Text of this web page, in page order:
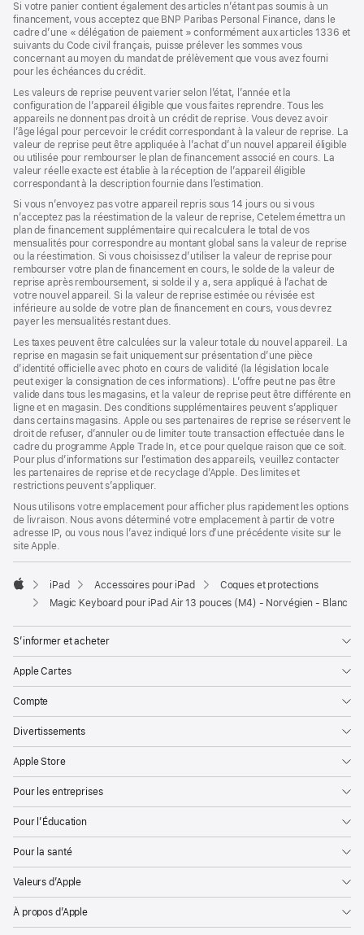
une
nouvelle
fenêtre)
Si votre panier contient également des articles n’étant pas soumis à un
financement, vous acceptez que BNP Paribas Personal Finance, dans le
cadre d’une « délégation de paiement » conformément aux articles 1336 et
suivants du Code civil français, puisse prélever les sommes vous
concernant au moyen du mandat de prélèvement que vous avez fourni
pour les échéances du crédit.
Les valeurs de reprise peuvent varier selon l’état, l’année et la
configuration de l’appareil éligible que vous faites reprendre. Tous les
appareils ne donnent pas droit à un crédit de reprise. Vous devez avoir
l’âge légal pour percevoir le crédit correspondant à la valeur de reprise. La
valeur de reprise peut être appliquée à l’achat d’un nouvel appareil éligible
ou utilisée pour rembourser le plan de financement associé en cours. La
valeur réelle exacte est établie à la réception de l’appareil éligible
correspondant à la description fournie dans l’estimation.
Si vous n’envoyez pas votre appareil repris sous 14 jours ou si vous
n’acceptez pas la réestimation de la valeur de reprise, Cetelem émettra un
plan de financement supplémentaire qui recalculera le total de vos
mensualités pour correspondre au montant global sans la valeur de reprise
ou la réestimation. Si vous choisissez d’utiliser la valeur de reprise pour
rembourser votre plan de financement en cours, le solde de la valeur de
reprise après remboursement, si solde il y a, sera appliqué à l’achat de
votre nouvel appareil. Si la valeur de reprise estimée ou révisée est
inférieure au solde de votre plan de financement en cours, vous devrez
payer les mensualités restant dues.
Les taxes peuvent être calculées sur la valeur totale du nouvel appareil. La
reprise en magasin se fait uniquement sur présentation d’une pièce
d’identité officielle avec photo en cours de validité (la législation locale
peut exiger la consignation de ces informations). L’offre peut ne pas être
valide dans tous les magasins, et la valeur de reprise peut être différente en
ligne et en magasin. Des conditions supplémentaires peuvent s’appliquer
dans certains magasins. Apple ou ses partenaires de reprise se réservent le
droit de refuser, d’annuler ou de limiter toute transaction effectuée dans le
cadre du programme Apple Trade In, et ce pour quelque raison que ce soit.
Pour plus d’informations sur l’estimation des appareils, veuillez contacter
les partenaires de reprise et de recyclage d’Apple. Des limites et
restrictions peuvent s’appliquer.
Nous utilisons votre emplacement pour afficher plus rapidement les options
de livraison. Nous avons déterminé votre emplacement à partir de votre
adresse IP, ou vous nous l’avez indiqué lors d’une précédente visite sur le
site Apple.
Apple
iPad Accessoires pour iPad
Coques et protections
Magic Keyboard pour iPad Air 13 pouces (M4) - Norvégien - Blanc
S’informer et acheter
Apple Cartes
Compte
Divertissements
Apple Store
Pour les entreprises
Pour l’Éducation
Pour la santé
Valeurs d’Apple
À propos d’Apple